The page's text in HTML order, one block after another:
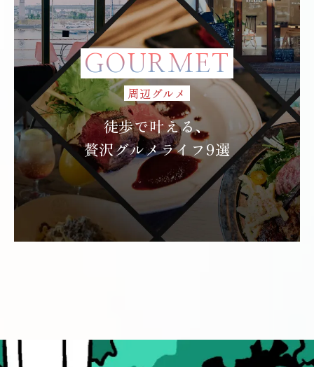
GOURMET
周辺グルメ
徒歩で叶える、
贅沢グルメライフ9選